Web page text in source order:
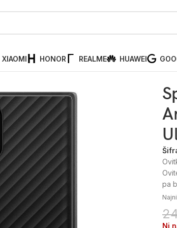
XIAOMI HONOR REALME HUAWEI
ovitek Core Armor, Samsung Galaxy S22 Ultra
pa
Ni